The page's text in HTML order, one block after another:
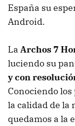
España su
Android.
La Archos 7
luciendo su
y con
Conociendo
la calidad de la
quedamos a la